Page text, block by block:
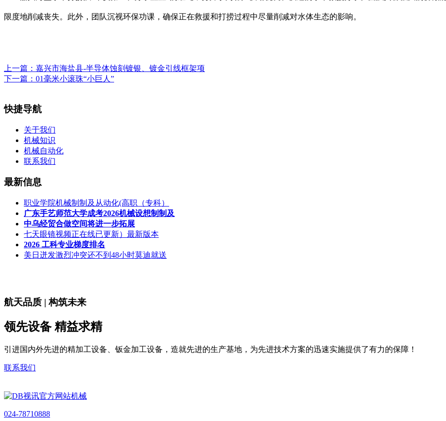
限度地削减丧失。此外，团队沉视环保功课，确保正在救援和打捞过程中尽量削减对水体生态的影响。
上一篇： 嘉兴市海盐县-半导体蚀刻镀银、镀金引线框架项
下一篇： 01毫米小滚珠“小巨人”
快捷导航
关于我们
机械知识
机械自动化
联系我们
最新信息
职业学院机械制制及从动化(高职（专科）
广东手艺师范大学成考2026机械设想制制及
中乌经贸合做空间将进一步拓展
七天眼镜视频正在线已更新）最新版本
2026 工科专业梯度排名
美日迸发激烈冲突还不到48小时莫迪就送
航天品质 | 构筑未来
领先设备 精益求精
引进国内外先进的精加工设备、钣金加工设备，造就先进的生产基地，为先进技术方案的迅速实施提供了有力的保障！
联系我们
024-78710888